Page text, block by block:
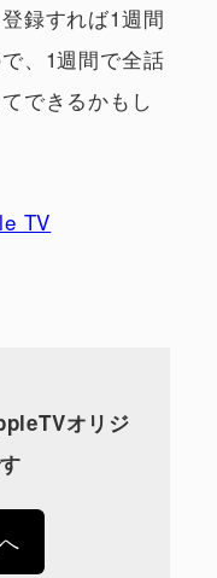
録すれば1週間
、1週間で全話
できるかもし
オリジ